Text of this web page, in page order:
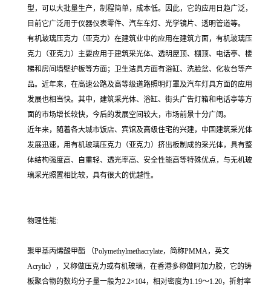
型，可以大批量生产，制程简单，成本低。因此，它的应用日趋广泛，
目前它广泛用于仪器仪表零件、汽车车灯、光学镜片、透明管道等。
有机玻璃压克力（亚克力）在建筑业中的应用在建筑方面，有机玻璃压
克力（亚克力）主要应用于建筑采光体、透明屋顶、棚顶、电话亭、楼
梯和房间墙壁护板等方面；卫生洁具方面有浴缸、洗脸盆、化妆台等产
品。近年来，在高速公路及高等级道路照明灯罩及汽车灯具方面的应用
发展也相当快。其中，建筑采光体、浴缸、街头广告灯箱和电话亭等方
面的市场增长较快，今后的发展空间较大，市场前景十分广阔。
近年来，随着各大城市饭店、宾馆及高级住宅的兴建，中国建筑采光体
发展迅速，用有机玻璃压克力（亚克力）挤出板制成的采光体，具有整
体结构强度高、自重轻、透光率高、安全性能高等特殊优点，与无机玻
璃采光照置相比较，具有很大的优越性。
物理性能:
聚甲基丙烯酸甲酯 （Polymethylmethacrylate，简称PMMA，英文
Acrylic），又称做压克力或有机玻璃，在香港多称做阿加力胶，它的铸
板聚合物的数均分子量一般为2.2×104，相对密度为1.19～1.20，折射率